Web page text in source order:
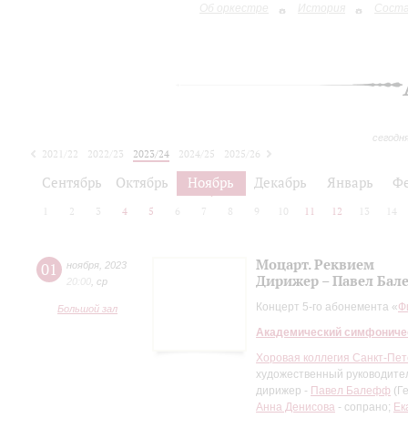
Об оркестре История
2021/22 2022/23 2023/24 2024/25
2025/26
Сентябрь Октябрь Ноябрь Декабрь Январь
2 3 4 5 6 7 8 9 10 11 12 13 14
01 ноября 2023
20:00 ср
Большой зал
Моцарт. Реквием
Дирижер – Павел
Концерт 5-го абонемента «
Академический
Хоровая коллегия Санкт-
художественный
дирижер - Павел Балефф
Анна Денисова - сопрано;